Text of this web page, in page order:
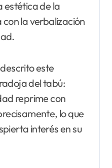
estética de la
la verbalización
este
del tabú:
reprime con
lo que
interés en su